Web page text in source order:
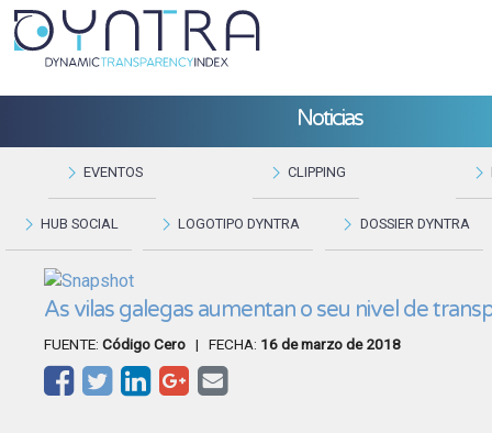
Noticias
EVENTOS CLIPPING
HUB SOCIAL LOGOTIPO DYNTRA DOSSIER DYNTRA
As vilas galegas aumentan o seu nivel de
FUENTE: Código Cero | FECHA: 16 de marzo de 2018